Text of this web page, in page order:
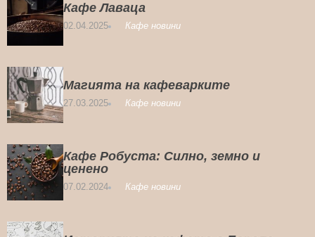
Кафе Лаваца
02.04.2025 Кафе новини
Магията на кафеварките
27.03.2025 Кафе новини
Кафе Робуста: Силно, земно и
ценено
07.02.2024 Кафе новини